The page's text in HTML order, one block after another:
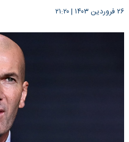
۲۶ فروردین ۱۴۰۳ |۲۱:۲۰